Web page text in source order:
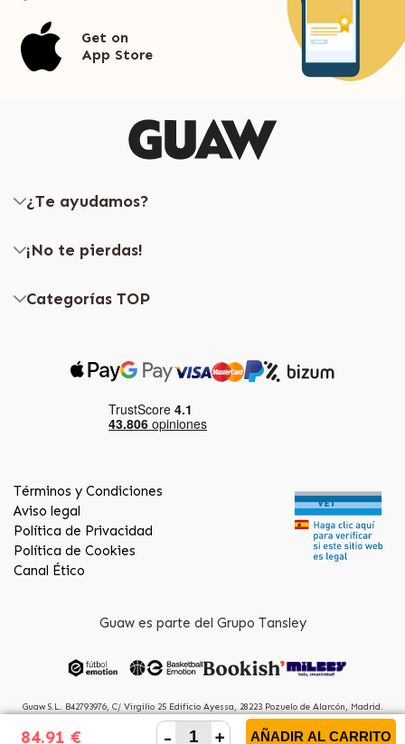
84.91 € - + AÑADIR AL CARRITO
Get on
App Store
¿Te ayudamos?
¡No te pierdas!
Categorías TOP
Términos y Condiciones
Aviso legal
Política de Privacidad
Política de Cookies
Canal Ético
Guaw es parte del Grupo Tansley
Guaw S.L. B42793976, C/ Virgilio 25 Edificio Ayessa, 28223 Pozuelo de Alarcón, Madrid.
(Spain)